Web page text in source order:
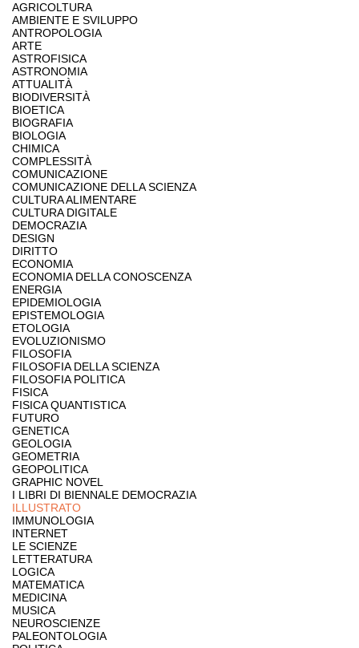
AGRICOLTURA
AMBIENTE E SVILUPPO
ANTROPOLOGIA
ARTE
ASTROFISICA
ASTRONOMIA
ATTUALITÀ
BIODIVERSITÀ
BIOETICA
BIOGRAFIA
BIOLOGIA
CHIMICA
COMPLESSITÀ
COMUNICAZIONE
COMUNICAZIONE DELLA SCIENZA
CULTURA ALIMENTARE
CULTURA DIGITALE
DEMOCRAZIA
DESIGN
DIRITTO
ECONOMIA
ECONOMIA DELLA CONOSCENZA
ENERGIA
EPIDEMIOLOGIA
EPISTEMOLOGIA
ETOLOGIA
EVOLUZIONISMO
FILOSOFIA
FILOSOFIA DELLA SCIENZA
FILOSOFIA POLITICA
FISICA
FISICA QUANTISTICA
FUTURO
GENETICA
GEOLOGIA
GEOMETRIA
GEOPOLITICA
GRAPHIC NOVEL
I LIBRI DI BIENNALE DEMOCRAZIA
ILLUSTRATO
IMMUNOLOGIA
INTERNET
LE SCIENZE
LETTERATURA
LOGICA
MATEMATICA
MEDICINA
MUSICA
NEUROSCIENZE
PALEONTOLOGIA